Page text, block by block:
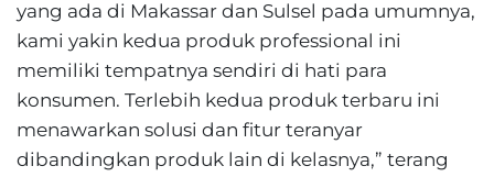
yang ada di Makassar dan Sulsel pada umumnya,
kami yakin kedua produk professional ini
memiliki tempatnya sendiri di hati para
konsumen. Terlebih kedua produk terbaru ini
menawarkan solusi dan fitur teranyar
dibandingkan produk lain di kelasnya,” terang